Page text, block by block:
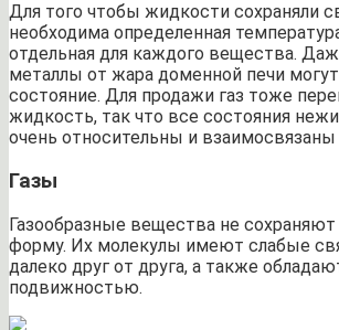
Для того чтобы жидкости сохраняли
необходима определенная
отдельная для каждого вещества.
металлы от жара доменной печи
состояние. Для продажи газ тоже
жидкость, так что все состояния
очень относительны и взаимосвязаны
Газы
Газообразные вещества не
форму. Их молекулы имеют слабые
далеко друг от друга, а также
подвижностью.